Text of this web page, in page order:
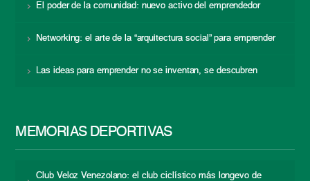
El poder de la comunidad: nuevo activo del emprendedor
Networking: el arte de la “arquitectura social” para emprender
Las ideas para emprender no se inventan, se descubren
MEMORIAS DEPORTIVAS
Club Veloz Venezolano: el club ciclístico más longevo de